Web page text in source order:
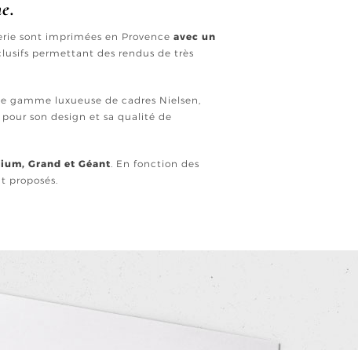
sont imprimées en Provence avec un
permettant des rendus de très
gamme luxueuse de cadres Nielsen,
son design et sa qualité de
Grand et Géant. En fonction des
proposés.